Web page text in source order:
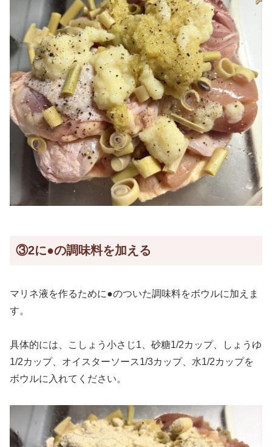
③2に●の調味料を加える
マリネ液を作るために●のついた調味料をボウルに加えま
す。
具体的には、こしょう小さじ1、砂糖1/2カップ、しょうゆ
1/2カップ、オイスターソース1/3カップ、水1/2カップを
ボウルに入れてください。